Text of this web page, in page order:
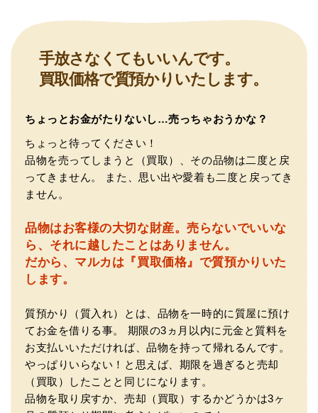
（大阪府大阪市）とても宝石に詳しく、また中古市場の仕
組みもお教えいただけ嬉しかったです。鑑別も素早く驚き
ました。宜しくお願いいたします。(楽器等、様々なジャン
ルに詳しいの流石の一言に尽きます)
（大阪府門真市）他店ではメール見積もりの時点で数千
円〜1万程度の見積もりでしたが、こちらのメールでの見積
もりは倍以上ちがうので利用させて頂きました。 対応も丁
寧で良かったです。
手放さなくてもいいんです。
買取価格で質預かりいたします。
ちょっとお金がたりないし…売っちゃおうかな？
ちょっと待ってください！
品物を売ってしまうと（買取）、その品物は二度と戻
ってきません。
また、思い出や愛着も二度と戻ってき
ません。
品物はお客様の大切な財産。売らないでいいな
ら、それに越したことはありません。
だから、マルカは『買取価格』で質預かりいた
します。
質預かり（質入れ）とは、品物を一時的に質屋に預け
てお金を借りる事。
期限の3ヵ月以内に元金と質料を
お支払いいただければ、品物を持って帰れるんです。
やっぱりいらない！と思えば、期限を過ぎると売却
（買取）したことと同じになります。
品物を取り戻すか、売却（買取）するかどうかは3ヶ